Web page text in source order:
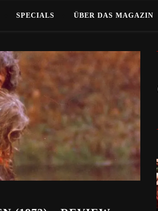
SPECIALS ÜBER DAS MAGAZIN